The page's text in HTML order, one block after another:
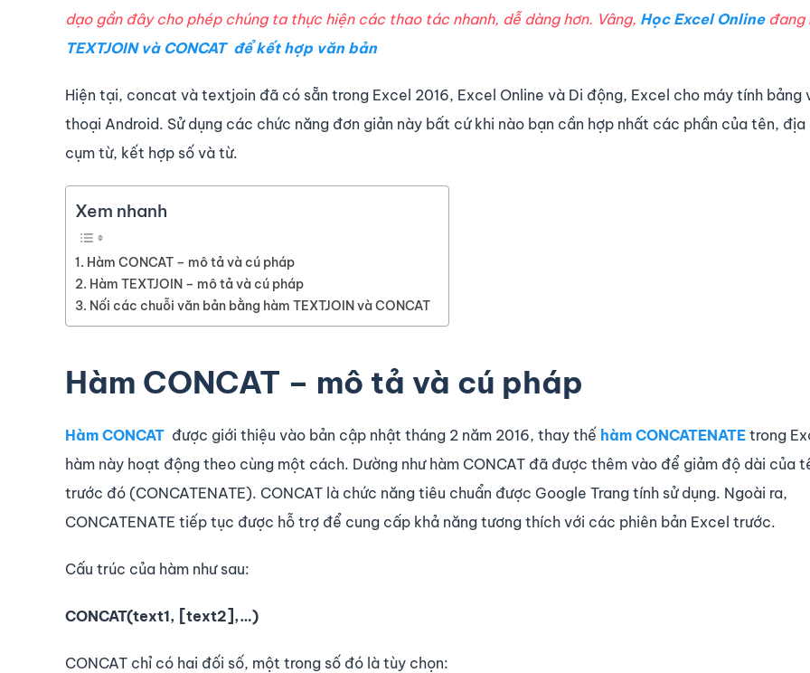
dạo gần đây cho phép chúng ta thực hiện các thao tác nhanh, dễ dàng hơn. Vâng, Học Excel Online đang
TEXTJOIN và CONCAT để kết hợp văn bản
Hiện tại, concat và textjoin đã có sẵn trong Excel 2016, Excel Online và Di động, Excel cho máy tính bảng
thoại Android. Sử dụng các chức năng đơn giản này bất cứ khi nào bạn cần hợp nhất các phần của tên, địa
cụm từ, kết hợp số và từ.
Xem nhanh
Hàm CONCAT – mô tả và cú pháp
Hàm TEXTJOIN – mô tả và cú pháp
Nối các chuỗi văn bản bằng hàm TEXTJOIN và CONCAT
Hàm CONCAT – mô tả và cú pháp
Hàm CONCAT được giới thiệu vào bản cập nhật tháng 2 năm 2016, thay thế hàm CONCATENATE trong
hàm này hoạt động theo cùng một cách. Dường như hàm CONCAT đã được thêm vào để giảm độ dài của
trước đó (CONCATENATE). CONCAT là chức năng tiêu chuẩn được Google Trang tính sử dụng. Ngoài ra,
CONCATENATE tiếp tục được hỗ trợ để cung cấp khả năng tương thích với các phiên bản Excel trước.
Cấu trúc của hàm như sau:
CONCAT(text1, [text2],…)
CONCAT chỉ có hai đối số, một trong số đó là tùy chọn: